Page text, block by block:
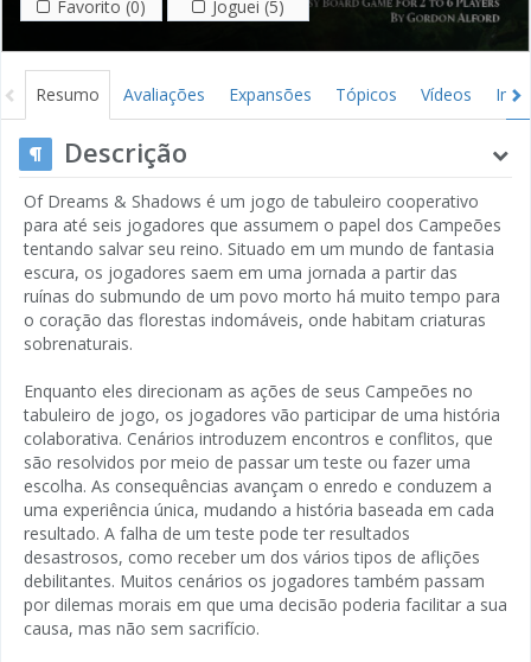
Favorito (0)
Joguei (5)
Resumo Avaliações Expansões Tópicos Vídeos
Descrição
Of Dreams & Shadows é um jogo de tabuleiro cooperativo
para até seis jogadores que assumem o papel dos Campeões
tentando salvar seu reino. Situado em um mundo de fantasia
escura, os jogadores saem em uma jornada a partir das
ruínas do submundo de um povo morto há muito tempo para
o coração das florestas indomáveis, onde habitam criaturas
sobrenaturais.
Enquanto eles direcionam as ações de seus Campeões no
tabuleiro de jogo, os jogadores vão participar de uma história
colaborativa. Cenários introduzem encontros e conflitos, que
são resolvidos por meio de passar um teste ou fazer uma
escolha. As consequências avançam o enredo e conduzem a
uma experiência única, mudando a história baseada em cada
resultado. A falha de um teste pode ter resultados
desastrosos, como receber um dos vários tipos de aflições
debilitantes. Muitos cenários os jogadores também passam
por dilemas morais em que uma decisão poderia facilitar a sua
causa, mas não sem sacrifício.